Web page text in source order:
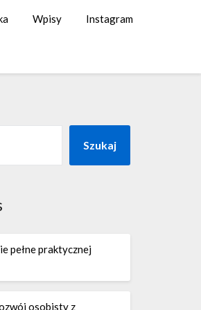
Wpisy Instagram
Szukaj
pełne praktycznej
osobisty z